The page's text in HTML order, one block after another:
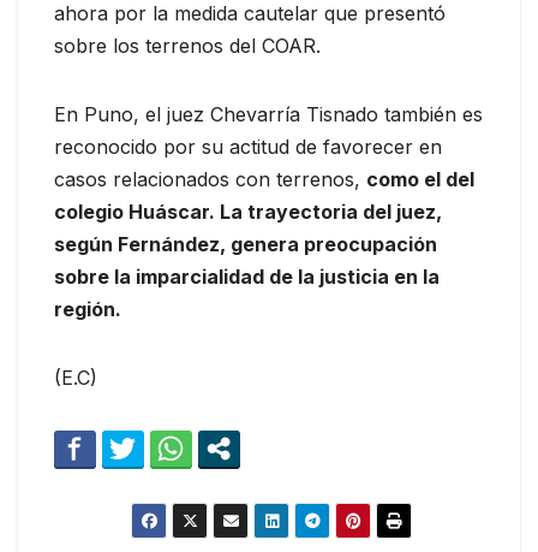
ahora por la medida cautelar que presentó
sobre los terrenos del COAR.
En Puno, el juez Chevarría Tisnado también es
reconocido por su actitud de favorecer en
casos relacionados con terrenos, como el del
colegio Huáscar. La trayectoria del juez,
según Fernández, genera preocupación
sobre la imparcialidad de la justicia en la
región.
(E.C)